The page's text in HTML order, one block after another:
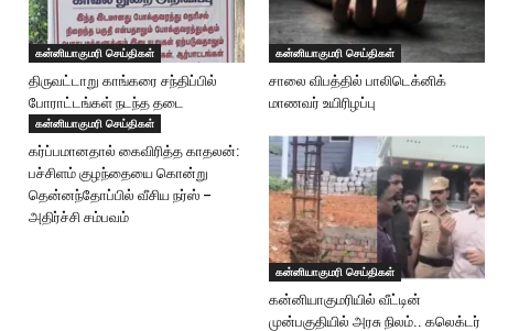
கன்னியாகுமரி செய்திகள்
திருவட்டாறு காங்கரை சந்திப்பில்
போராட்டங்கள் நடந்த தடை
கன்னியாகுமரி செய்திகள்
சாலை விபத்தில் பாலிடெக்னிக்
மாணவர் உயிரிழப்பு
கன்னியாகுமரி செய்திகள்
கர்ப்பமானதால் கைவிரித்த காதலன்:
பச்சிளம் குழந்தையை கொன்று
தென்னந்தோப்பில் வீசிய நர்ஸ் –
அதிர்ச்சி சம்பவம்
கன்னியாகுமரி செய்திகள்
கன்னியாகுமரியில் வீட்டின்
முன்பகுதியில் அரசு நிலம்.. கலெக்டர்